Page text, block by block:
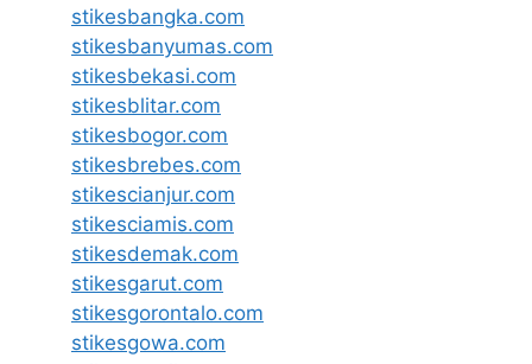
stikesbangka.com
stikesbanyumas.com
stikesbekasi.com
stikesblitar.com
stikesbogor.com
stikesbrebes.com
stikescianjur.com
stikesciamis.com
stikesdemak.com
stikesgarut.com
stikesgorontalo.com
stikesgowa.com